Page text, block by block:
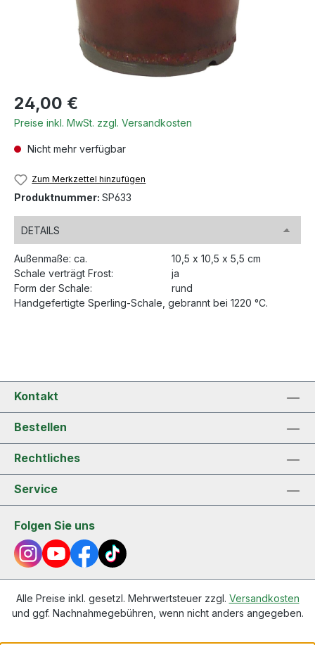
Regulärer Preis:
24,00 €
Preise inkl. MwSt. zzgl. Versandkosten
Nicht mehr verfügbar
Zum Merkzettel hinzufügen
Produktnummer: SP633
DETAILS
Außenmaße: ca.
10,5 x 10,5 x 5,5 cm
Schale verträgt Frost:
ja
Form der Schale:
rund
Handgefertigte Sperling-Schale, gebrannt bei 1220 °C.
Kontakt
Bestellen
Rechtliches
Service
Folgen Sie uns
Alle Preise inkl. gesetzl. Mehrwertsteuer zzgl. Versandkosten
und ggf. Nachnahmegebühren, wenn nicht anders angegeben.